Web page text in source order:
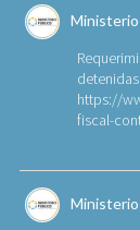
https://
fiscal-